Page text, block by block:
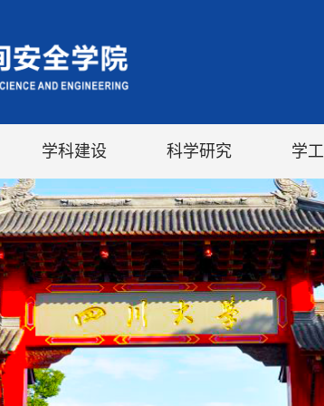
学科建设 科学研究 学